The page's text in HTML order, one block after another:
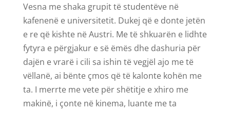
Vesna me shaka grupit të studentëve në
kafenenë e universitetit. Dukej që e donte jetën
e re që kishte në Austri. Me të shkuarën e lidhte
fytyra e përgjakur e së ëmës dhe dashuria për
dajën e vrarë i cili sa ishin të vegjël ajo me të
vëllanë, ai bënte çmos që të kalonte kohën me
ta. I merrte me vete për shëtitje e xhiro me
makinë, i çonte në kinema, luante me ta